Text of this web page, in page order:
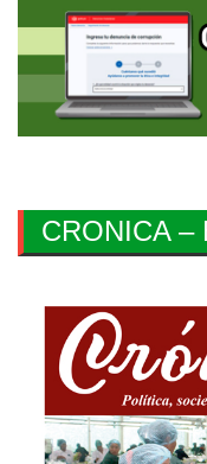
CRONICA –